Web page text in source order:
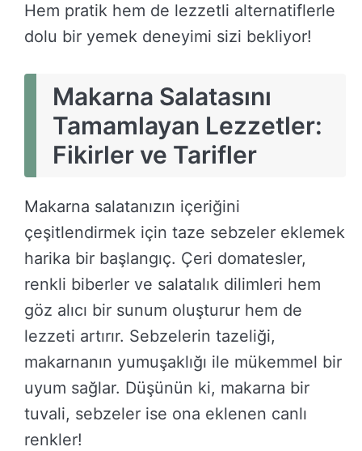
Hem pratik hem de lezzetli alternatiflerle
dolu bir yemek deneyimi sizi bekliyor!
Makarna Salatasını
Tamamlayan Lezzetler:
Fikirler ve Tarifler
Makarna salatanızın içeriğini
çeşitlendirmek için taze sebzeler eklemek
harika bir başlangıç. Çeri domatesler,
renkli biberler ve salatalık dilimleri hem
göz alıcı bir sunum oluşturur hem de
lezzeti artırır. Sebzelerin tazeliği,
makarnanın yumuşaklığı ile mükemmel bir
uyum sağlar. Düşünün ki, makarna bir
tuvali, sebzeler ise ona eklenen canlı
renkler!